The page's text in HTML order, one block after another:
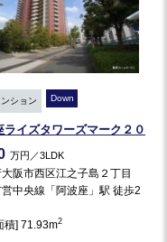
ション Down
ライズタワーズマーク２０
万円／3LDK
阪市西区江之子島２丁目
中央線「阿波座」駅 徒歩2
積] 71.93m2